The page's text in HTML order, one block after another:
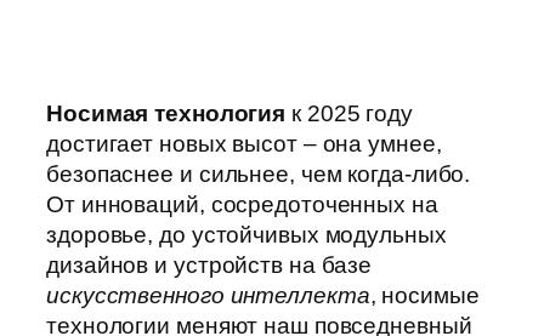
Носимая технология к 2025 году
достигает новых высот – она умнее,
безопаснее и сильнее, чем когда-либо.
От инноваций, сосредоточенных на
здоровье, до устойчивых модульных
дизайнов и устройств на базе
искусственного интеллекта, носимые
технологии меняют наш повседневный